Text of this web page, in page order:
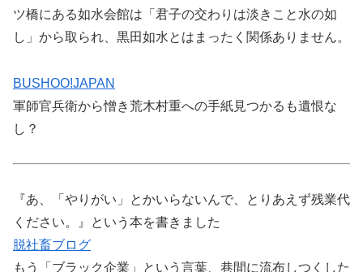
ツ橋にある如水会館は「君子の交わりは淡きこと水の如
し」から取られ、黒田如水とはまったく関係ありません。
BUSHOO!JAPAN
軍師官兵衛から憎き荒木村重への手紙見つかるも遺恨な
し？
『あ、「やりがい」とかいらないんで、とりあえず残業代
ください。』という本を書きました
脱社畜ブログ
もう「ブラック企業」という言葉、巷間に流布しつくした